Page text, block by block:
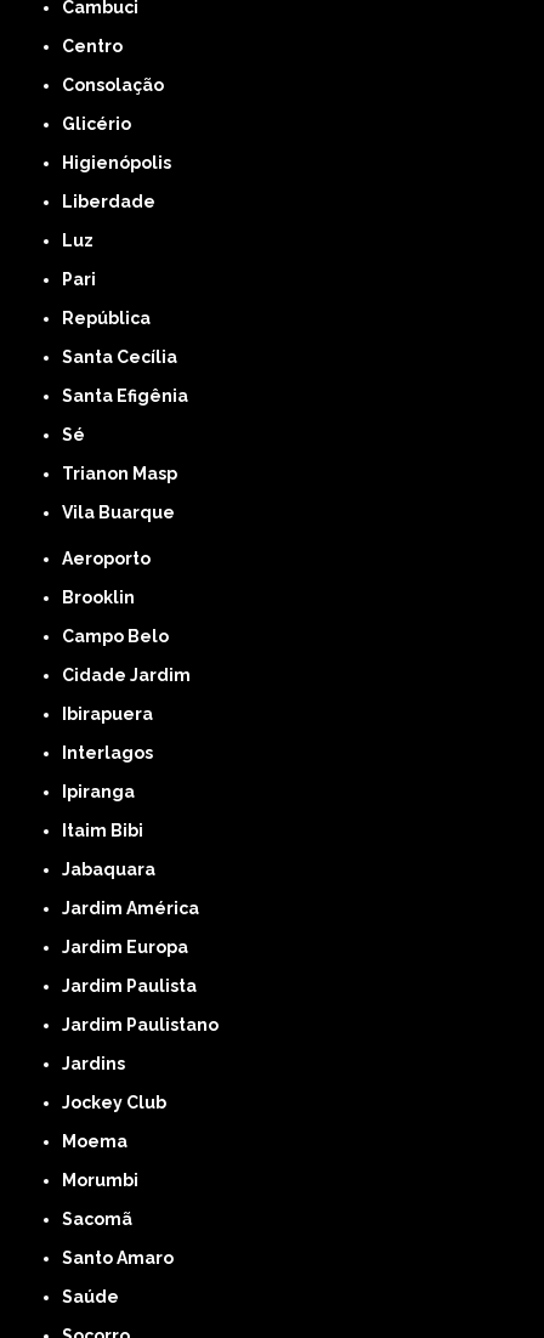
Cambuci
Centro
Consolação
Glicério
Higienópolis
Liberdade
Luz
Pari
República
Santa Cecília
Santa Efigênia
Sé
Trianon Masp
Vila Buarque
Aeroporto
Brooklin
Campo Belo
Cidade Jardim
Ibirapuera
Interlagos
Ipiranga
Itaim Bibi
Jabaquara
Jardim América
Jardim Europa
Jardim Paulista
Jardim Paulistano
Jardins
Jockey Club
Moema
Morumbi
Sacomã
Santo Amaro
Saúde